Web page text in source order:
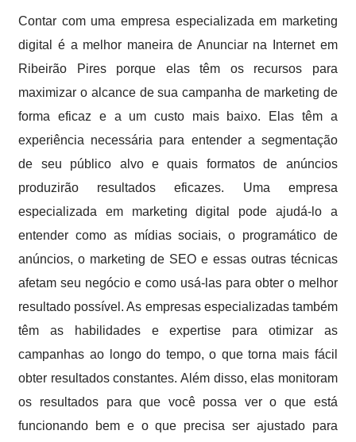
Contar com uma empresa especializada em marketing
digital é a melhor maneira de Anunciar na Internet em
Ribeirão Pires porque elas têm os recursos para
maximizar o alcance de sua campanha de marketing de
forma eficaz e a um custo mais baixo. Elas têm a
experiência necessária para entender a segmentação
de seu público alvo e quais formatos de anúncios
produzirão resultados eficazes. Uma empresa
especializada em marketing digital pode ajudá-lo a
entender como as mídias sociais, o programático de
anúncios, o marketing de SEO e essas outras técnicas
afetam seu negócio e como usá-las para obter o melhor
resultado possível. As empresas especializadas também
têm as habilidades e expertise para otimizar as
campanhas ao longo do tempo, o que torna mais fácil
obter resultados constantes. Além disso, elas monitoram
os resultados para que você possa ver o que está
funcionando bem e o que precisa ser ajustado para